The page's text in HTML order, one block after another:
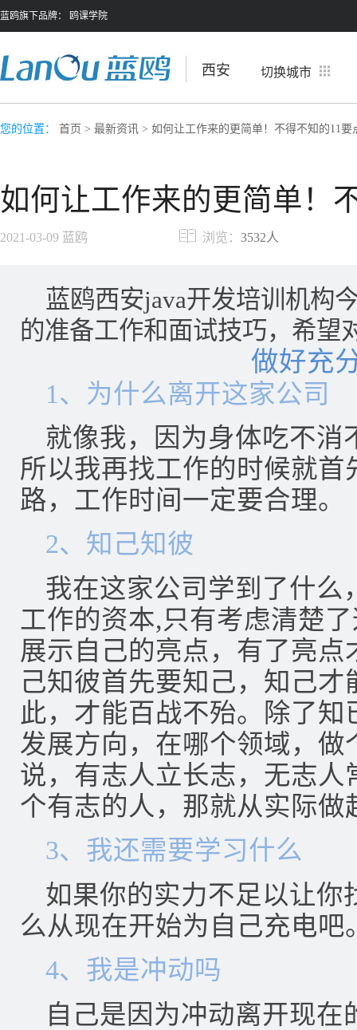
蓝鸥旗下品牌： 鸥课学院
西安 切换城市
您的位置： 首页 > 最新资讯 > 如何让工作来的更简单！不得不知的11要
如何让工作来的更简单！
2021-03-09 蓝鸥 3532人
浏览：
蓝鸥西安java开发培训机构
的准备工作和面试技巧，希望
做好充
1、为什么离开这家公司
就像我，因为身体吃不消
所以我再找工作的时候就
路，工作时间一定要合理。
2、知己知彼
我在这家公司学到了什么
工作的资本,只有考虑清楚
展示自己的亮点，有了亮
己知彼首先要知己，知己
此，才能百战不殆。除了
发展方向，在哪个领域，
说，有志人立长志，无志
个有志的人，那就从实际做
3、我还需要学习什么
如果你的实力不足以让你
么从现在开始为自己充电吧
4、我是冲动吗
自己是因为冲动离开现